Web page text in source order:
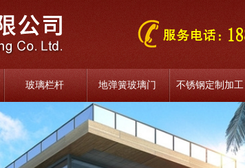
玻璃栏杆 地弹簧玻璃门 不锈钢定制加工